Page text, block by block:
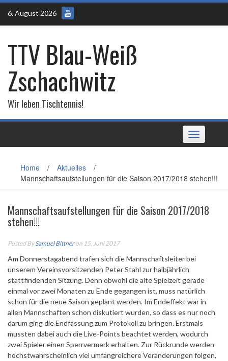
Skip
content
6. August 2026
TTV Blau-Weiß
Zschachwitz
Wir leben Tischtennis!
Toggle
navigation
Home / Aktuelles
/
Mannschaftsaufstellungen für die Saison 2017/2018 stehen!!!
Mannschaftsaufstellungen für die Saison 2017/2018
stehen!!!
Posted BySamuel Bittneron 15. Juni 2017
Am Donnerstagabend trafen sich die Mannschaftsleiter bei
unserem Vereinsvorsitzenden Peter Stahl zur halbjährlich
stattfindenden Sitzung. Denn obwohl die alte Spielzeit gerade
einmal vor zwei Monaten zu Ende gegangen ist, muss natürlich
schon für die neue Saison geplant werden. Im Endeffekt war in
allen Mannschaften schon diskutiert wurden, so dass es nur noch
darum ging die Endfassung zum Protokoll zu bringen. Erstmals
mussten dabei auch die Live-Points beachtet werden, wodurch
zwei Spieler einen Sperrvermerk erhalten. Zur Rückrunde werden
höchstwahrscheinlich viel umfangreichere Veränderungen folgen,